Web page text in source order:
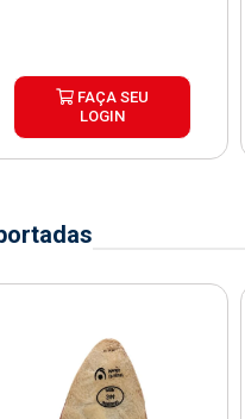
FAÇA SEU
LOGIN